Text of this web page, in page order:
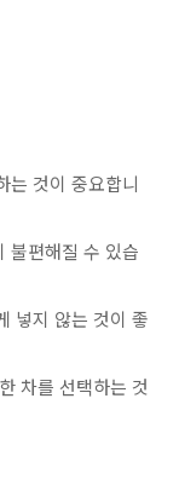
는 것이 중요합니
불편해질 수 있습
넣지 않는 것이 좋
차를 선택하는 것